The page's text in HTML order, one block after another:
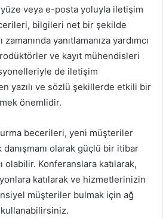
veya e-posta yoluyla iletişim
bilgileri net bir şekilde
yanıtlamanıza yardımcı
ve kayıt mühendisleri
de iletişim
yazılı ve sözlü şekillerde etkili bir
önemlidir.
becerileri, yeni müşteriler
olarak güçlü bir itibar
olabilir. Konferanslara katılarak,
katılarak ve hizmetlerinizin
müşteriler bulmak için ağ